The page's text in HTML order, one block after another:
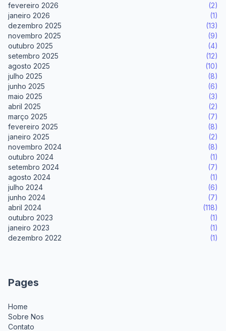
fevereiro 2026
(2)
janeiro 2026
(1)
dezembro 2025
(13)
novembro 2025
(9)
outubro 2025
(4)
setembro 2025
(12)
agosto 2025
(10)
julho 2025
(8)
junho 2025
(6)
maio 2025
(3)
abril 2025
(2)
março 2025
(7)
fevereiro 2025
(8)
janeiro 2025
(2)
novembro 2024
(8)
outubro 2024
(1)
setembro 2024
(7)
agosto 2024
(1)
julho 2024
(6)
junho 2024
(7)
abril 2024
(118)
outubro 2023
(1)
janeiro 2023
(1)
dezembro 2022
(1)
Pages
Home
Sobre Nos
Contato